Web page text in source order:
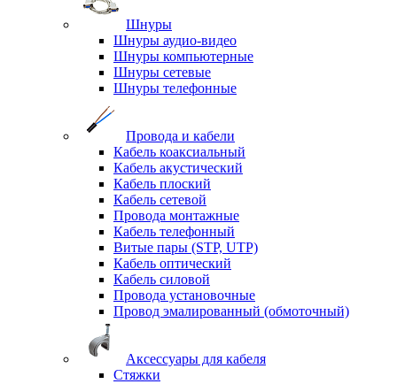
Шнуры
Шнуры аудио-видео
Шнуры компьютерные
Шнуры сетевые
Шнуры телефонные
Провода и кабели
Кабель коаксиальный
Кабель акустический
Кабель плоский
Кабель сетевой
Провода монтажные
Кабель телефонный
Витые пары (STP, UTP)
Кабель оптический
Кабель силовой
Провода установочные
Провод эмалированный (обмоточный)
Аксессуары для кабеля
Стяжки